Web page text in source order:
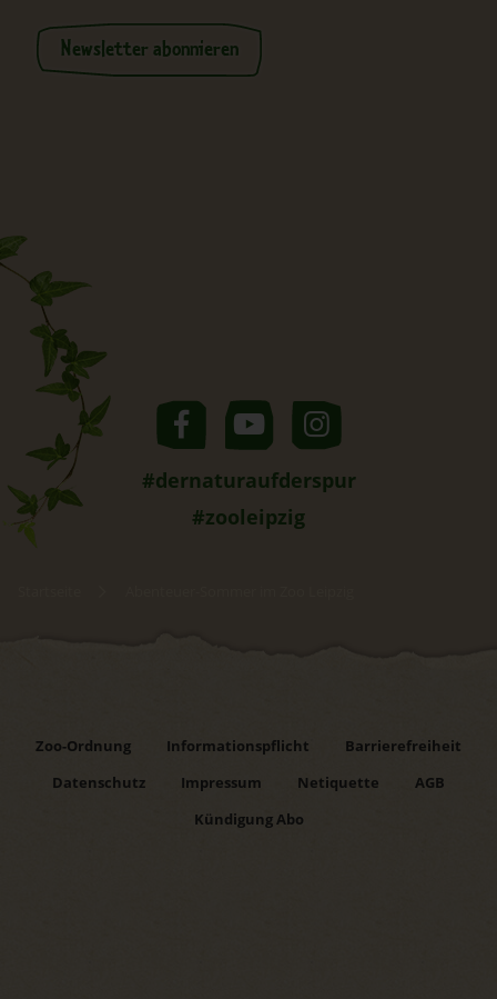
Newsletter abonnieren
#dernaturaufderspur
#zooleipzig
Zoo-Ordnung Informationspflicht
Barrierefreiheit
Datenschutz
Impressum Netiquette
AGB
Kündigung Abo